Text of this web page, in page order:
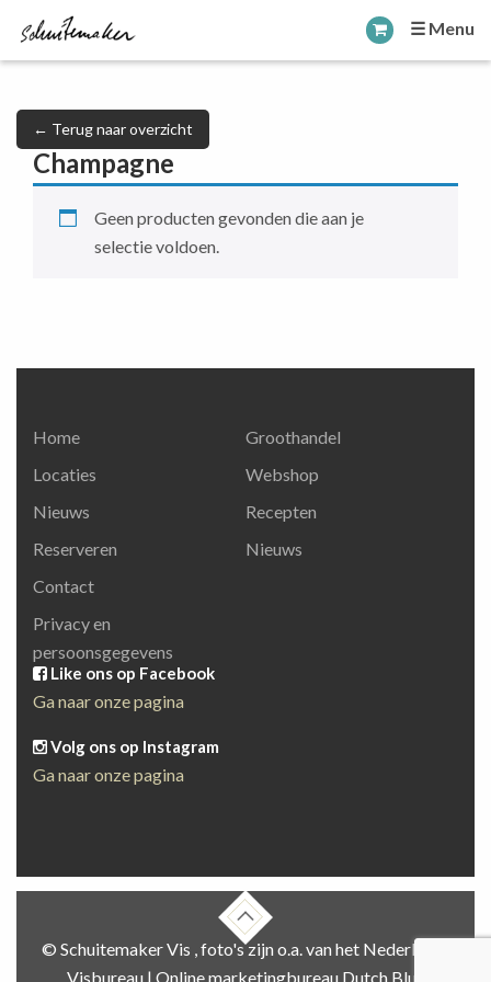
☰ Menu
← Terug naar overzicht
Champagne
Geen producten gevonden die aan je
selectie voldoen.
Home
Locaties
Nieuws
Reserveren
Contact
Privacy en
persoonsgegevens
Groothandel
Webshop
Recepten
Nieuws
Like ons op Facebook
Ga naar onze pagina
Volg ons op Instagram
Ga naar onze pagina
© Schuitemaker Vis , foto's zijn o.a. van het Nederlands
Visbureau | Online marketingbureau Dutch Blue